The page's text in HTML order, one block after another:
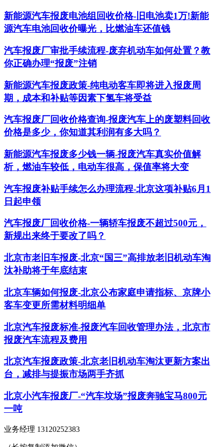
新能源汽车报废电池组回收价格-旧电池卖1万!新能
源汽车电池回收价曝光，比燃油车还值钱
汽车报废厂审批手续流程-废弃机动车如何处置？教
你正确办理“报废”注销
新能源汽车报废政策-纯电动客车即将进入报废周
期，成本和补贴等因素下氢车将受益
汽车报废厂回收价格查询-报废汽车上的废塑料回收
价格是多少，你知道其利润有多大吗？
新能源汽车报废多少钱一辆-报废汽车真实价值解
析，燃油车较低，电动车很高，保值率将大变
汽车报废补贴手续怎么办理流程-北京这项补贴6月1
日起申领
汽车报废厂回收价格-一辆轿车报废不超过500元，
新规出来终于要改了吗？
北京市老旧车报废-北京“国三”高排放老旧机动车淘
汰补助将于年底结束
北京车辆如何报废-北京公布家庭申请指标、京牌小
客车变更所需材料明细单
北京汽车报废标准-报废汽车回收管理办法，北京市
报废汽车流程及费用
北京汽车报废政策-北京老旧机动车淘汰更新方案出
台，减排与提振市场两手齐抓
北京小汽车报废厂-“汽车坟场”报废奔驰宝马800元
一吨
业务经理 13120252383